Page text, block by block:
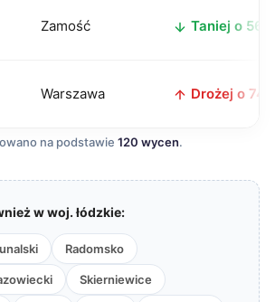
Zamość Taniej o 56
Warszawa Drożej o 74
na podstawie 120 wycen.
w woj. łódzkie:
Radomsko
Skierniewice